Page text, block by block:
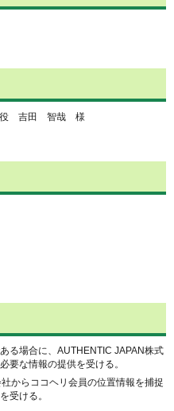
役 吉田 智哉 様
る場合に、AUTHENTIC JAPAN株式
要な情報の提供を受ける。
からココヘリ会員の位置情報を捕捉
受ける。